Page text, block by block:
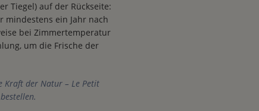
Tiegel) auf der Rückseite:
mindestens ein Jahr nach
bei Zimmertemperatur
um die Frische der
Kraft der Natur – Le Petit